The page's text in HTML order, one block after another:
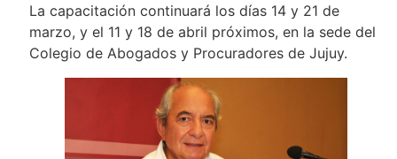
La capacitación continuará los días 14 y 21 de
marzo, y el 11 y 18 de abril próximos, en la sede del
Colegio de Abogados y Procuradores de Jujuy.